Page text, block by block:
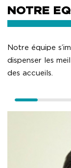
NOTRE
Notre équipe
dispenser les
des accueils.